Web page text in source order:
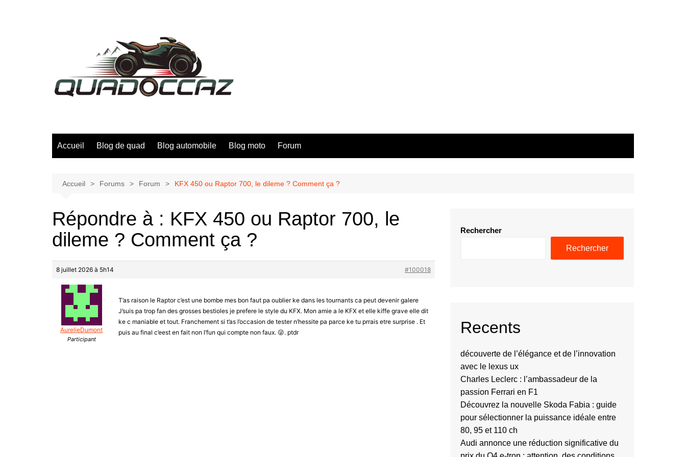
Accueil Blog de quad Blog automobile Blog moto Forum
Accueil Forums Forum KFX 450 ou Raptor 700, le dileme ? Comment ça ?
Répondre à : KFX 450 ou Raptor 700, le
dileme ? Comment ça ?
8 juillet 2026 à 5h14 #100018
AurelieDumont
Participant
T’as raison le Raptor c’est une bombe mes bon faut pa oublier ke dans les tournants ca peut devenir galere
J’suis pa trop fan des grosses bestioles je prefere le style du KFX. Mon amie a le KFX et elle kiffe grave elle dit
ke c maniable et tout. Franchement si t’as l’occasion de tester n’hessite pa parce ke tu prrais etre surprise . Et
puis au final c’eest en fait non l’fun qui compte non faux. 😜. ptdr
Rechercher
Rechercher
Recents
découverte de l’élégance et de l’innovation
avec le lexus ux
Charles Leclerc : l’ambassadeur de la
passion Ferrari en F1
Découvrez la nouvelle Skoda Fabia : guide
pour sélectionner la puissance idéale entre
80, 95 et 110 ch
Audi annonce une réduction significative du